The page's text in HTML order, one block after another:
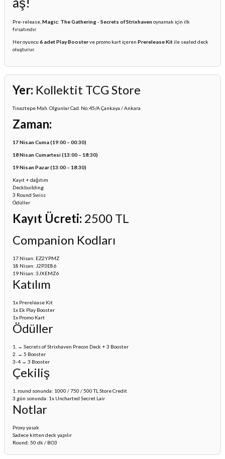
Pre-release,Magic: The Gathering - Secrets of Strixhaven oynamak için ilk
fırsatındır.
Her oyuncu 6 adet Play Boosterve promo kart içeren Prerelease Kitile sealed deck
oluşturur.
Yer: Kollektit TCG Store
Tınaztepe Mah. Olgunlar Cad. No:45/A Çankaya / Ankara
Zaman:
17 Nisan Cuma (19:00 – 00:30)
18 Nisan Cumartesi (13:00 – 18:30)
19 Nisan Pazar (13:00 – 18:30)
Kayıt + dağıtım
Deckbuilding
3 Round Swiss
Ödüller
Kayıt Ücreti: 2500 TL
Companion Kodları
17 Nisan: EZ2YPMZ
18 Nisan: J2P3E86
19 Nisan: 3JXEMZ6
Katılım
1x Prerelease Kit
1x Ek Play Booster
1x Promo Kart
Ödüller
1. → Secrets of Strixhaven Precon Deck + 3 Booster
2. → 5 Booster
3-4 → 3 Booster
Çekiliş
1. round sonunda: 1000 / 750 / 500 TL Store Credit
3 gün sonunda: 1x Uncharted Secret Lair
Notlar
Proxy yasak
Sadece kitten deck yapılır
Round: 50 dk / BO3